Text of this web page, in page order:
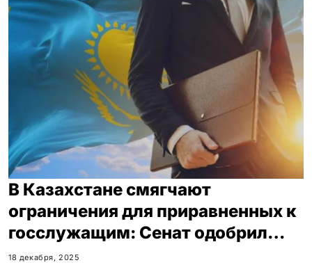
В Казахстане смягчают
ограничения для приравненных к
госслужащим: Сенат одобрил
изменения
18 декабря, 2025